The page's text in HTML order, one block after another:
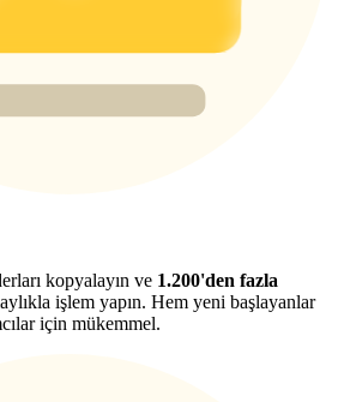
Win 500,000 USDT
10% APR
| Daily Rewards
kopyalayın ve 1.200'den fazla
işlem yapın. Hem yeni başlayanlar
için mükemmel.